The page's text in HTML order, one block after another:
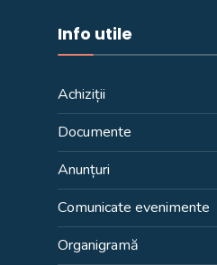
Info utile
Achiziții
Documente
Anunțuri
Comunicate evenimente
Organigramă